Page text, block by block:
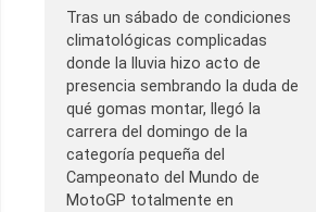
Tras un sábado de condiciones
climatológicas complicadas
donde la lluvia hizo acto de
presencia sembrando la duda de
qué gomas montar, llegó la
carrera del domingo de la
categoría pequeña del
Campeonato del Mundo de
MotoGP totalmente en